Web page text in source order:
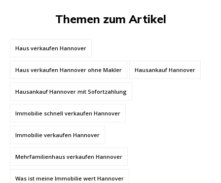
Themen zum Artikel
Haus verkaufen Hannover
Haus verkaufen Hannover ohne Makler Hausankauf Hannover
Hausankauf Hannover mit Sofortzahlung
Immobilie schnell verkaufen Hannover
Immobilie verkaufen Hannover
Mehrfamilienhaus verkaufen Hannover
Was ist meine Immobilie wert Hannover